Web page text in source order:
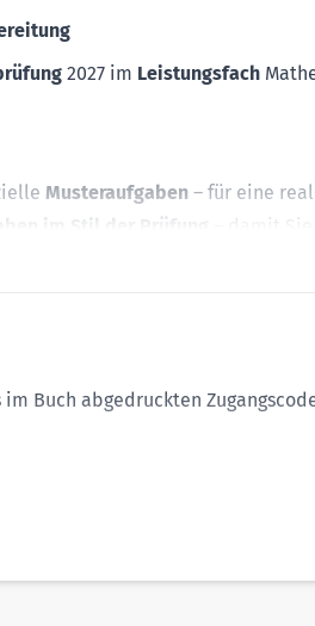
Buch abgedruckten
2027 im Leistungsfach
Musteraufgaben – für eine
im Stil der Prüfung
– damit
Lösungen